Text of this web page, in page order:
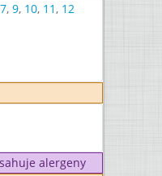
7, 9, 10, 11, 12
alergeny